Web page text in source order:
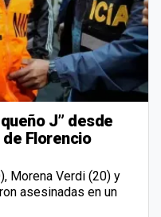
J” desde
Florencio
Morena Verdi (20) y
asesinadas en un